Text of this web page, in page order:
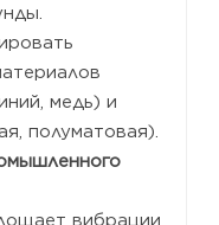
медь) и
полуматовая).
вибрации